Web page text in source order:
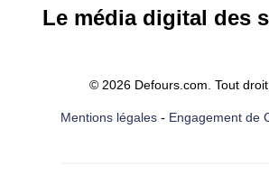
Le média digital des
© 2026 Defours.com. Tout
Mentions légales- Engagement de